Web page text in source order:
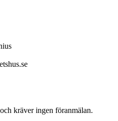
kräver ingen föranmälan.